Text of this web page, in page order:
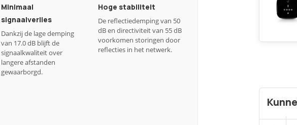
Minimaal
signaalverlies
Dankzij de lage demping
van 17.0 dB blijft de
signaalkwaliteit over
langere afstanden
gewaarborgd.
Hoge stabiliteit
De reflectiedemping van 50
dB en directiviteit van 55 dB
voorkomen storingen door
reflecties in het netwerk.